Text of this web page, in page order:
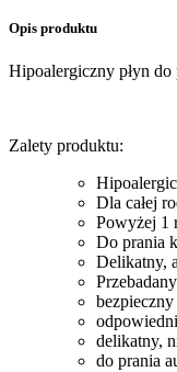
Opis produktu
​Hipoalergiczny płyn
Zalety produktu:
Dla całej
Powyżej 1
Do prania
Delikatny,
delikatny,
do prania